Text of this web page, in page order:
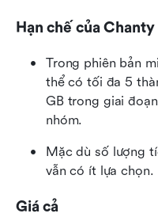
Hạn chế của Chanty
Trong phiên bản
thể có tối đa 5
GB trong giai
nhóm.
Mặc dù số lượng
vẫn có ít lựa chọn.
Giá cả